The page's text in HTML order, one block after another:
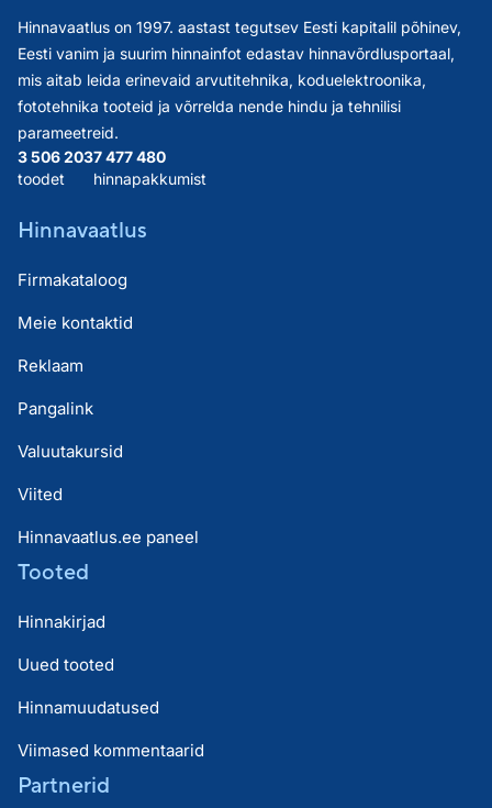
Hinnavaatlus on 1997. aastast tegutsev Eesti kapitalil põhinev,
Eesti vanim ja suurim hinnainfot edastav hinnavõrdlusportaal,
mis aitab leida erinevaid arvutitehnika, koduelektroonika,
fototehnika tooteid ja võrrelda nende hindu ja tehnilisi
parameetreid.
3 506 203
toodet
7 477 480
hinnapakkumist
Hinnavaatlus
Firmakataloog
Meie kontaktid
Reklaam
Pangalink
Valuutakursid
Viited
Hinnavaatlus.ee paneel
Tooted
Hinnakirjad
Uued tooted
Hinnamuudatused
Viimased kommentaarid
Partnerid